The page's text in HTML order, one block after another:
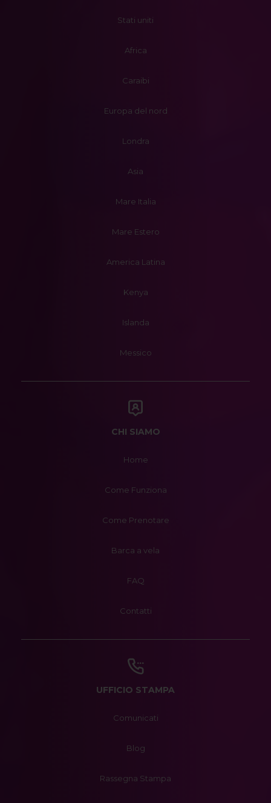
Stati uniti
Africa
Caraibi
Europa del nord
Londra
Asia
Mare Italia
Mare Estero
America Latina
Kenya
Islanda
Messico
CHI SIAMO
Home
Come Funziona
Come Prenotare
Barca a vela
FAQ
Contatti
UFFICIO STAMPA
Comunicati
Blog
Rassegna Stampa